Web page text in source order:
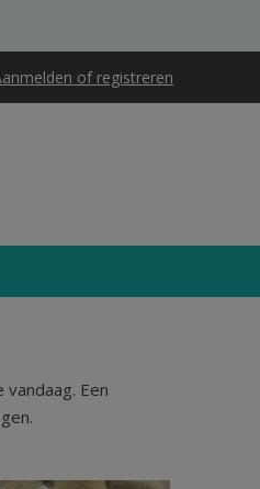
of registreren
Een